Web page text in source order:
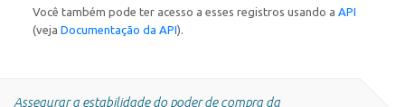
Você também pode ter acesso a esses registros usando a API
(veja Documentação da API).
Assegurar a estabilidade do poder de compra da